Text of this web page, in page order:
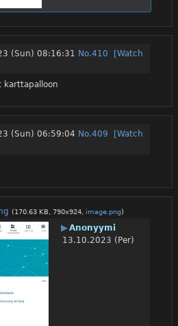
(Sun) 08:16:31 No.410
[Watch
karttapalloon
(Sun) 06:59:04 No.409
[Watch
(170.63 KB, 790x924, image.png)
▶Anonyymi
13.10.2023 (Per)